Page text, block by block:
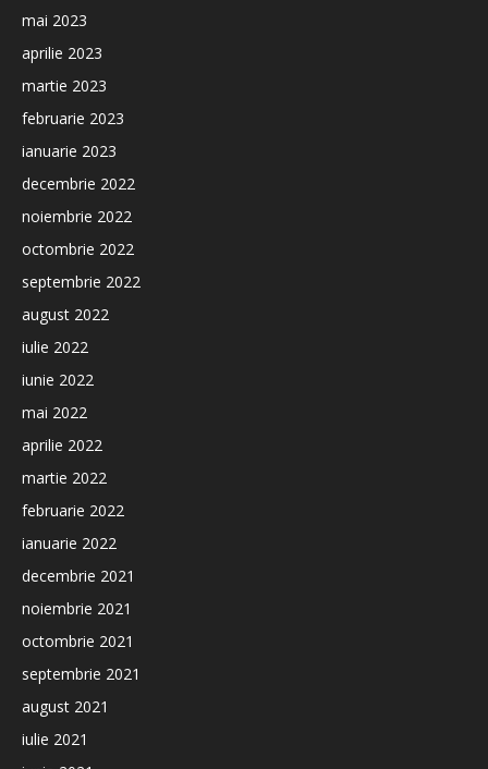
mai 2023
aprilie 2023
martie 2023
februarie 2023
ianuarie 2023
decembrie 2022
noiembrie 2022
octombrie 2022
septembrie 2022
august 2022
iulie 2022
iunie 2022
mai 2022
aprilie 2022
martie 2022
februarie 2022
ianuarie 2022
decembrie 2021
noiembrie 2021
octombrie 2021
septembrie 2021
august 2021
iulie 2021